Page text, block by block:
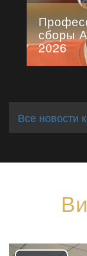
сборы
2026
Все новости